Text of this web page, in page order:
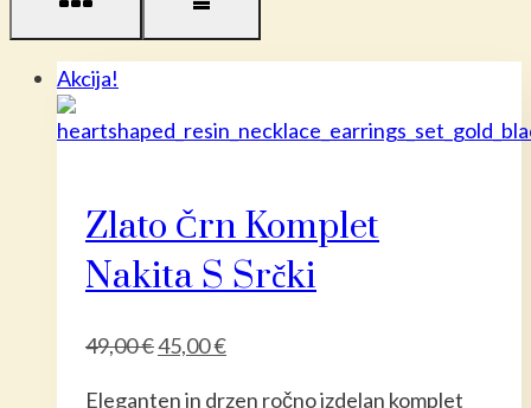
Akcija!
Zlato Črn Komplet
Nakita S Srčki
49,00€Izvirna
45,00€Trenutna
Eleganten in drzen ročno izdelan komplet